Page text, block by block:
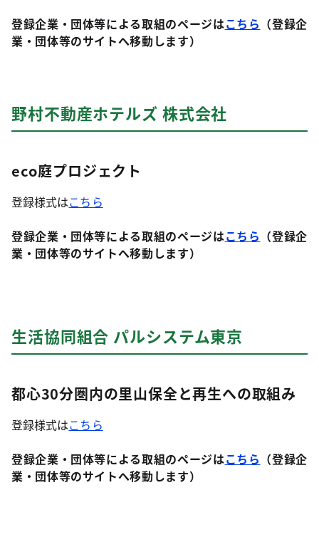
登録企業・団体等による取組のページはこちら （登録企
業・団体等のサイトへ移動します）
野村不動産ホテルズ 株式会社
eco庭プロジェクト
登録様式はこちら
登録企業・団体等による取組のページはこちら （登録企
業・団体等のサイトへ移動します）
生活協同組合 パルシステム東京
都心30分圏内の里山保全と再生への取組み
登録様式はこちら
登録企業・団体等による取組のページはこちら （登録企
業・団体等のサイトへ移動します）